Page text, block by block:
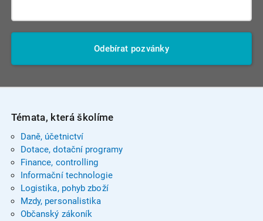
Odebírat pozvánky
Témata, která školíme
Daně, účetnictví
Dotace, dotační programy
Finance, controlling
Informační technologie
Logistika, pohyb zboží
Mzdy, personalistika
Občanský zákoník